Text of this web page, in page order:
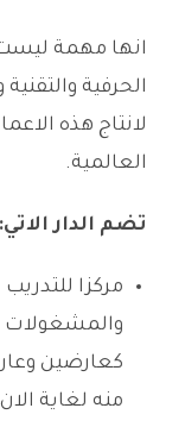
انها مهمة
الحرفية
لانتاج هذه
العالمية.
تضم الدار الاتي:
مركزا
والمشغولات